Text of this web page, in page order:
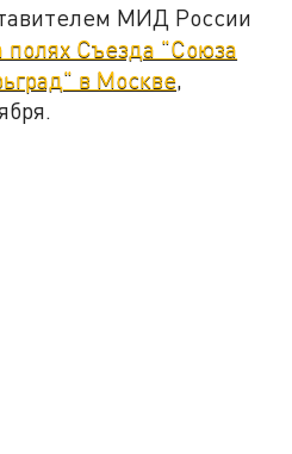
МИД России
полях Съезда "Союза
в Москве,